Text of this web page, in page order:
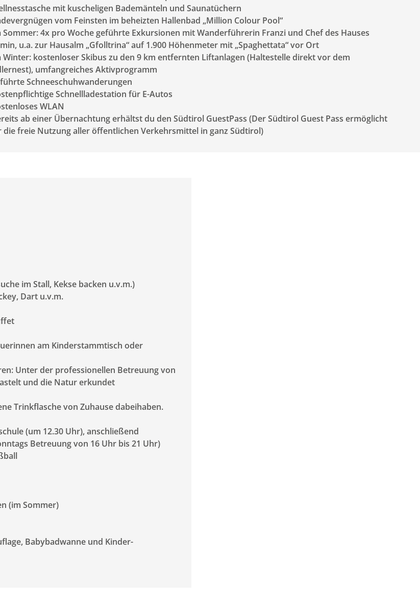
mit kuscheligen Bademänteln und Saunatüchern
vom Feinsten im beheizten Hallenbad „Million Colour Pool“
Sommer: 4x pro Woche geführte Exkursionen mit Wanderführerin Franzi und Chef des Hauses
u.a. zur Hausalm „Gfolltrina“ auf 1.900 Höhenmeter mit „Spaghettata“ vor Ort
Winter: kostenloser Skibus zu den 9 km entfernten Liftanlagen (Haltestelle direkt vor dem
umfangreiches Aktivprogramm
Schneeschuhwanderungen
Schnellladestation für E-Autos
WLAN
ab einer Übernachtung erhältst du den Südtirol GuestPass (Der Südtirol Guest Pass ermöglicht
die freie Nutzung aller öffentlichen Verkehrsmittel in ganz Südtirol)
im Stall, Kekse backen u.v.m.)
Dart u.v.m.
am Kinderstammtisch oder
Unter der professionellen Betreuung von
und die Natur erkundet
Trinkflasche von Zuhause dabeihaben.
(um 12.30 Uhr), anschließend
Betreuung von 16 Uhr bis 21 Uhr)
(im Sommer)
Babybadwanne und Kinder-